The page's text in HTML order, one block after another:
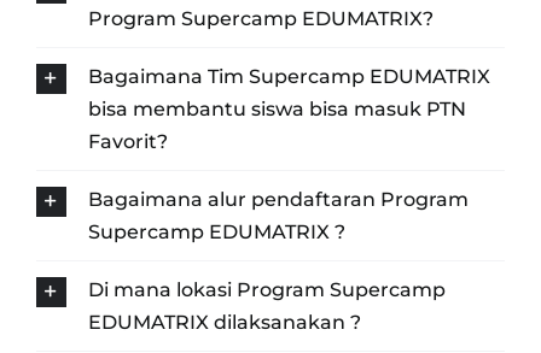
Program Supercamp EDUMATRIX?
Bagaimana Tim Supercamp EDUMATRIX
bisa membantu siswa bisa masuk PTN
Favorit?
Bagaimana alur pendaftaran Program
Supercamp EDUMATRIX ?
Di mana lokasi Program Supercamp
EDUMATRIX dilaksanakan ?